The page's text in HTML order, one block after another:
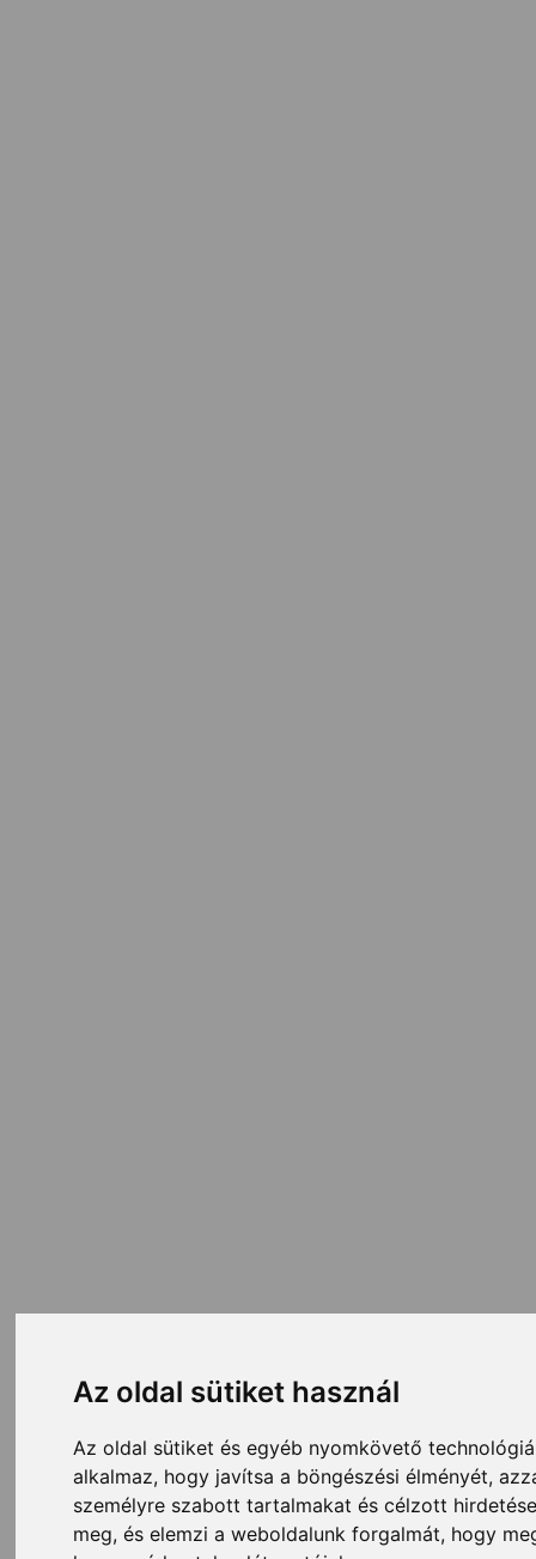
Az oldal sütiket használ
Az oldal sütiket és egyéb nyomkövető
alkalmaz, hogy javítsa a böngészési élményét,
személyre szabott tartalmakat és célzott
meg, és elemzi a weboldalunk forgalmát, hogy